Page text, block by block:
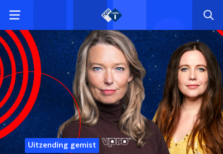
Uitzending gemist